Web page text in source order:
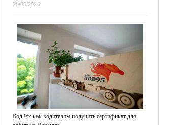
28/05/2026
Код 95: как водителям получить сертификат для